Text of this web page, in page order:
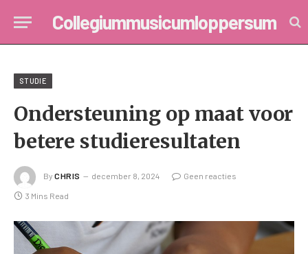
Collegiummusicumloppersum
STUDIE
Ondersteuning op maat voor
betere studieresultaten
By CHRIS december 8, 2024 Geen reacties
3 Mins Read